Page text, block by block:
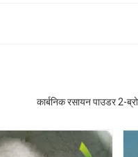
कार्बनिक रसायन पाउडर 2-